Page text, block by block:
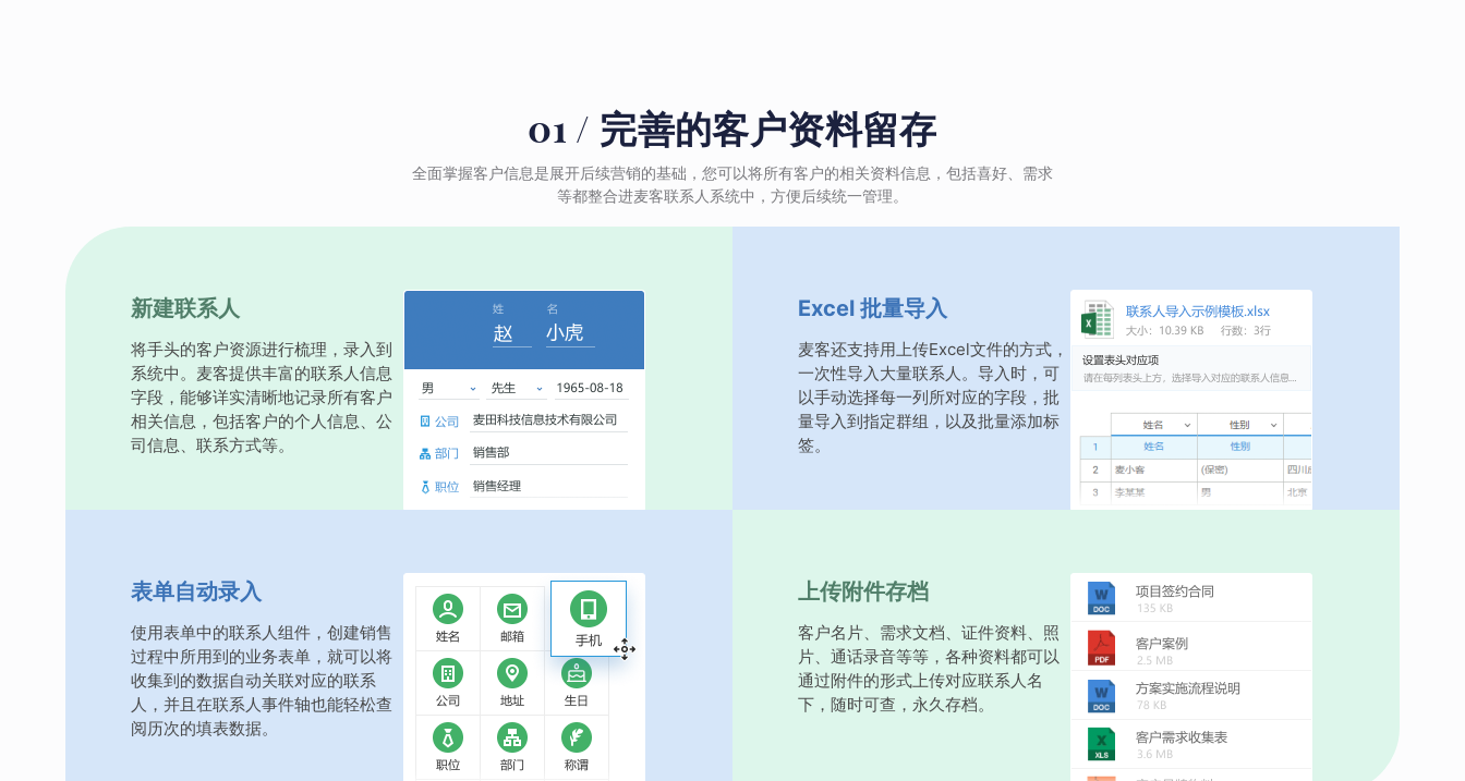
01 / 完善的客户资料留存
全面掌握客户信息是展开后续营销的基础，您可以将所有客户的相关资料信息，包括喜好、需求
等都整合进麦客联系人系统中，方便后续统一管理。
新建联系人
将手头的客户资源进行梳理，录入到
系统中。麦客提供丰富的联系人信息
字段，能够详实清晰地记录所有客户
相关信息，包括客户的个人信息、公
司信息、联系方式等。
Excel 批量导入
麦客还支持用上传Excel文件的方式，
一次性导入大量联系人。导入时，可
以手动选择每一列所对应的字段，批
量导入到指定群组，以及批量添加标
签。
表单自动录入
使用表单中的联系人组件，创建销售
过程中所用到的业务表单，就可以将
收集到的数据自动关联对应的联系
人，并且在联系人事件轴也能轻松查
阅历次的填表数据。
上传附件存档
客户名片、需求文档、证件资料、照
片、通话录音等等，各种资料都可以
通过附件的形式上传对应联系人名
下，随时可查，永久存档。